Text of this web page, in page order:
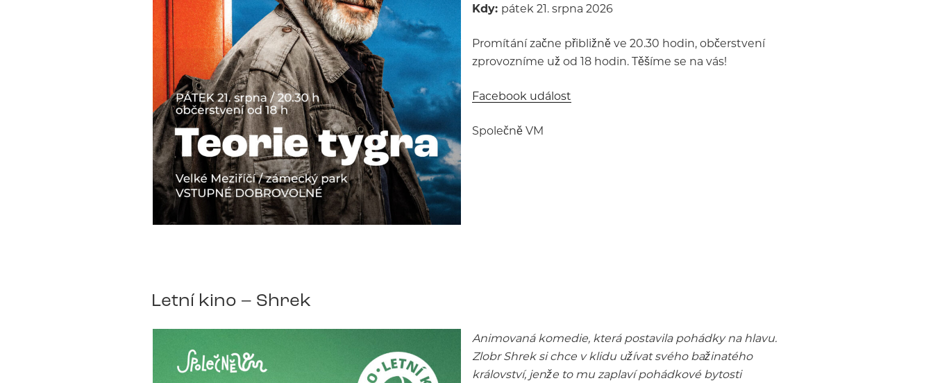
Kdy: pátek 21. srpna 2026
Promítání začne přibližně ve 20.30 hodin, občerstvení
zprovozníme už od 18 hodin. Těšíme se na vás!
Facebook událost
Společně VM
Letní kino – Shrek
Animovaná komedie, která postavila pohádky na hlavu.
Zlobr Shrek si chce v klidu užívat svého bažinatého
království, jenže to mu zaplaví pohádkové bytosti